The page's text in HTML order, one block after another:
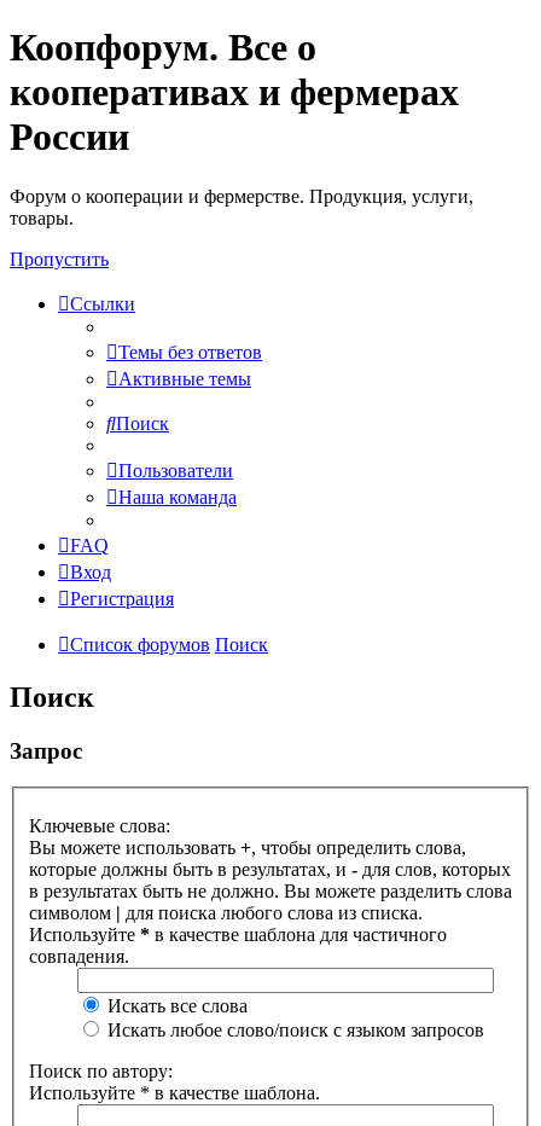
Коопфорум. Все о
кооперативах и фермерах
России
Форум о кооперации и фермерстве. Продукция, услуги,
товары.
Пропустить
Ссылки
Темы без ответов
Активные темы
Поиск
Пользователи
Наша команда
FAQ
Вход
Регистрация
Список форумов Поиск
Поиск
Запрос
Ключевые слова:
Вы можете использовать +, чтобы определить слова,
которые должны быть в результатах, и - для слов, которых
в результатах быть не должно. Вы можете разделить слова
символом | для поиска любого слова из списка.
Используйте * в качестве шаблона для частичного
совпадения.
Искать все слова
Искать любое слово/поиск с языком запросов
Поиск по автору:
Используйте * в качестве шаблона.